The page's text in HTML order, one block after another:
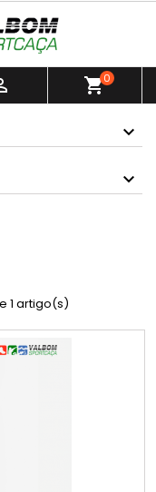
shopping_cart0
1 artigo(s)